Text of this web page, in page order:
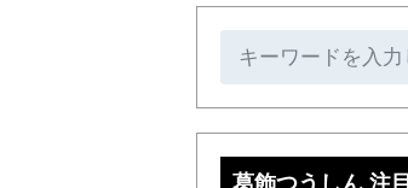
葛飾つうしん 注